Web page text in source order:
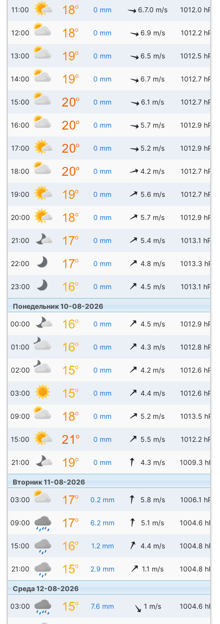
11:00 0 mm 6.7.0 m/s 1012.0 hPa
12:00 0 mm 6.9 m/s 1012.2 hPa
13:00 0 mm 6.5 m/s 1012.5 hPa
14:00 0 mm 6.7 m/s 1012.7 hPa
15:00 0 mm 6.1 m/s 1012.7 hPa
16:00 0 mm 5.7 m/s 1012.9 hPa
17:00 0 mm 5.2 m/s 1012.9 hPa
18:00 0 mm 4.2 m/s 1012.7 hPa
19:00 0 mm 5.6 m/s 1012.7 hPa
20:00 0 mm 5.7 m/s 1012.9 hPa
21:00 0 mm 5.4 m/s 1013.1 hPa
22:00 0 mm 4.8 m/s 1013.3 hPa
23:00 0 mm 4.5 m/s 1013.1 hPa
Понедельник 10-08-2026
00:00 0 mm 4.5 m/s 1012.9 hPa
01:00 0 mm 4.3 m/s 1012.8 hPa
02:00 0 mm 4.2 m/s 1012.6 hPa
03:00 0 mm 4.4 m/s 1012.6 hPa
09:00 0 mm 5.2 m/s 1013.5 hPa
15:00 0 mm 5.5 m/s 1012.2 hPa
21:00 0 mm 4.3 m/s 1009.3 hPa
Вторник 11-08-2026
03:00 0.2 mm 5.8 m/s 1006.1 hPa
09:00 6.2 mm 5.1 m/s 1004.6 hPa
15:00 1.2 mm 4.4 m/s 1004.8 hPa
21:00 2.9 mm 1.1 m/s 1004.8 hPa
Среда 12-08-2026
03:00 7.6 mm 1 m/s 1004.6 hPa